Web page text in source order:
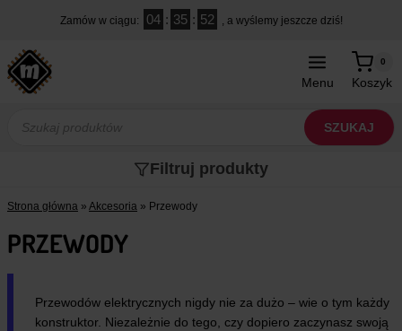
treści
Zamów w ciągu: 04 : 35 : 51 , a wyślemy jeszcze dziś!
Menu Koszyk
0
produktów
SZUKAJ
Filtruj produkty
Strona główna » Akcesoria » Przewody
PRZEWODY
Przewodów elektrycznych nigdy nie za dużo – wie o tym każdy
konstruktor. Niezależnie do tego, czy dopiero zaczynasz swoją